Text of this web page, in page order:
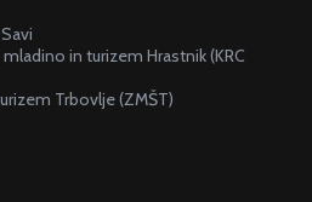
in turizem Hrastnik (KRC
Trbovlje (ZMŠT)